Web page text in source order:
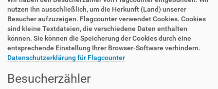
nutzen ihn ausschließlich, um die Herkunft (Land) unserer
Besucher aufzuzeigen. Flagcounter verwendet Cookies. Cookies
sind kleine Textdateien, die verschiedene Daten enthalten
können. Sie können die Speicherung der Cookies durch eine
entsprechende Einstellung Ihrer Browser-Software verhindern.
Datenschutzerklärung für Flagcounter
Besucherzähler